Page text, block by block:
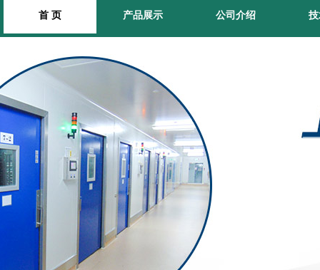
首 页 产品展示 公司介绍